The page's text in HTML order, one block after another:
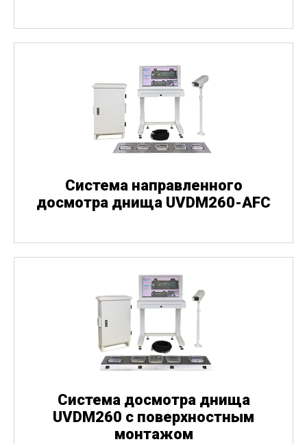
Система направленного
досмотра днища UVDM260-AFC
Система досмотра днища
UVDM260 с поверхностным
монтажом